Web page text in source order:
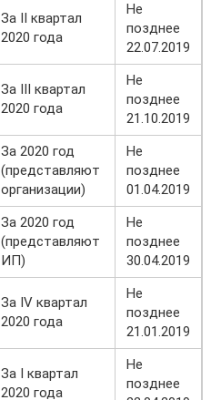
За II квартал
2020 года
Не
позднее
22.07.2019
За III квартал
2020 года
Не
позднее
21.10.2019
За 2020 год
(представляют
организации)
Не
позднее
01.04.2019
За 2020 год
(представляют
ИП)
Не
позднее
30.04.2019
За IV квартал
2020 года
Не
позднее
21.01.2019
За I квартал
2020 года
Не
позднее